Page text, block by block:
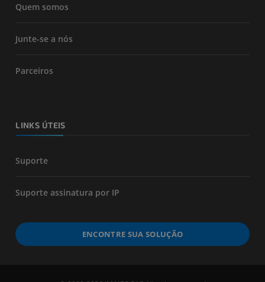
Quem somos
Junte-se a nós
Parceiros
LINKS ÚTEIS
Suporte
Suporte assinatura por IP
ENCONTRE SUA SOLUÇÃO